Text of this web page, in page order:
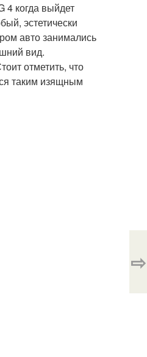
4 когда выйдет
эстетически
авто занимались
вид.
отметить, что
таким изящным
⇨